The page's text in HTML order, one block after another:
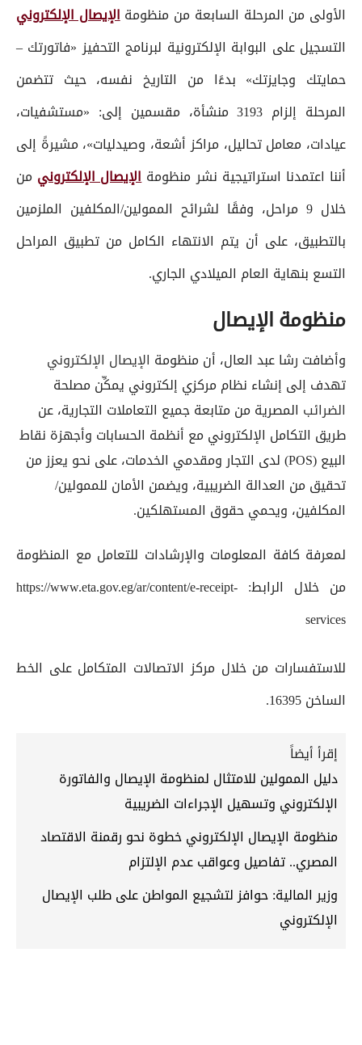
الأولى من المرحلة السابعة من منظومةالإيصال الإلكتروني
التسجيل على البوابة الإلكترونية لبرنامج التحفيز «فاتورتك –
حمايتك وجايزتك» بدءًا من التاريخ نفسه، حيث تتضمن
المرحلة إلزام 3193 منشأة، مقسمين إلى: «مستشفيات،
عيادات، معامل تحاليل، مراكز أشعة، وصيدليات»، مشيرةً إلى
أننا اعتمدنا استراتيجية نشر منظومةالإيصال الإلكتروني من
خلال 9 مراحل، وفقًا لشرائح الممولين/المكلفين الملزمين
بالتطبيق، على أن يتم الانتهاء الكامل من تطبيق المراحل
التسع بنهاية العام الميلادي الجاري.
منظومة الإيصال
وأضافت رشا عبد العال، أن منظومة الإيصال الإلكتروني
تهدف إلى إنشاء نظام مركزي إلكتروني يمكِّن مصلحة
الضرائب المصرية من متابعة جميع التعاملات التجارية، عن
طريق التكامل الإلكتروني مع أنظمة الحسابات وأجهزة نقاط
البيع (POS) لدى التجار ومقدمي الخدمات، على نحو يعزز من
تحقيق من العدالة الضريبية، ويضمن الأمان للممولين/
المكلفين، ويحمي حقوق المستهلكين.
لمعرفة كافة المعلومات والإرشادات للتعامل مع المنظومة
من خلال الرابط: https://www.eta.gov.eg/ar/content/e-receipt-
services
للاستفسارات من خلال مركز الاتصالات المتكامل على الخط
الساخن 16395.
إقرأ أيضاً
دليل الممولين للامتثال لمنظومة الإيصال والفاتورة
الإلكتروني وتسهيل الإجراءات الضريبية
منظومة الإيصال الإلكتروني خطوة نحو رقمنة الاقتصاد
المصري.. تفاصيل وعواقب عدم الإلتزام
وزير المالية: حوافز لتشجيع المواطن على طلب الإيصال
الإلكتروني